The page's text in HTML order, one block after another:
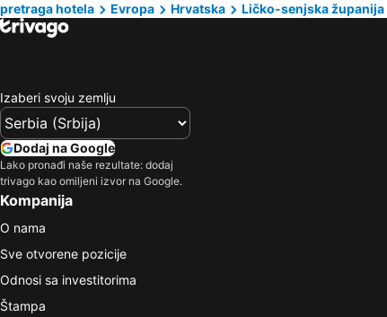
pretraga hotela
Evropa Hrvatska Ličko-senjska županija
Izaberi svoju zemlju
Dodaj na Google
Lako pronađi naše rezultate: dodaj
trivago kao omiljeni izvor na Google.
Kompanija
O nama
Sve otvorene pozicije
Odnosi sa investitorima
Štampa